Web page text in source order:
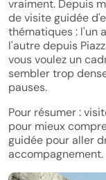
vraiment. Depuis
de visite guidée
thématiques : l'un
l'autre depuis
vous voulez un
sembler trop
pauses.
Pour résumer :
pour mieux
guidée pour aller
accompagnement.